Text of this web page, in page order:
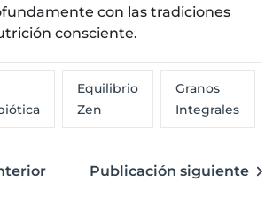
con las tradiciones
consciente.
Equilibrio
Zen
Granos
Integrales
Publicación siguiente